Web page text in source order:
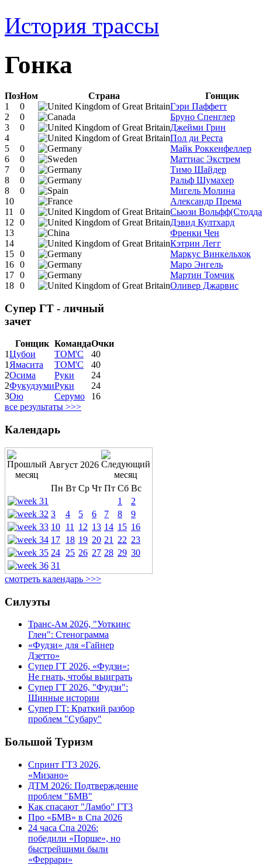
История трассы
Гонка
ПозНом Страна
Гонщик
1
0
Гэри Паффетт
2
0
Бруно Спенглер
3
0
Джейми Грин
4
Пол ди Реста
5
0
Майк Роккенфеллер
6
0
Маттиас Экстрем
7
0
Тимо Шайдер
8
0
Ральф Шумахер
8
0
Мигель Молина
10
Александр Према
11
0
Сьюзи
12
0
Дэвид Култхард
13
Френки Чен
14
Кэтрин Легг
15 0
Маркус Винкельхок
16 0
Маро Энгель
17 0
Мартин Томчик
18 0 Оливер Джарвис
Супер ГТ - личный
зачет
Гонщик КомандаОчки
1Цубои ТОМ'С
40
1Ямасита ТОМ'С
40
2Осима Руки
24
2ФукудзумиРуки
24
3Ою Серумо
16
все результаты >>>
Календарь
Август 2026
Пн Вт Ср Чт Пт Сб Вс
1
2
3
4 5 6 7 8
9
10 11 12 13 14 15 16
17 18 19 20 21 22 23
24 25 26 27 28 29 30
31
смотреть календарь >>>
Силуэты
Транс-Ам 2026, "Уоткинс
Глен": Стенограмма
«Фудзи» для «Гайнер
Дзетто»
Супер ГТ 2026, «Фудзи»:
Не гнать, чтобы выиграть
Супер ГТ 2026, "Фудзи":
Шинные истории
Супер ГТ: Краткий разбор
проблем "Субару"
Большой Туризм
Спринт ГТ3 2026,
«Мизано»
ДТМ 2026: Подтверждение
проблем "БМВ"
Как спасают "Ламбо" ГТ3
Про «БМВ» в Спа 2026
24 часа Спа 2026:
победили «Порше», но
быстрейшими были
«Феррари»